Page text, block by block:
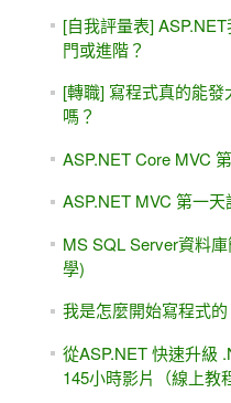
[自我評量表]
門或進階？
[轉職] 寫程式真的能發
嗎？
ASP.NET Core MVC
ASP.NET MVC 第一
MS SQL Server資料
學)
我是怎麼開始寫程式的
從ASP.NET 快速升級
145小時影片（線上教